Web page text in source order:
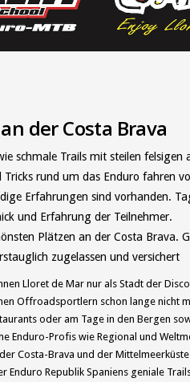
der Costa Brava
schmale Trails mit steilen
Tricks rund um das Enduro fahren
Erfahrungen sind vorhanden.
und Erfahrung der Teilnehmer.
Plätzen an der Costa Brava.
zugelassen und versichert
Lloret de Mar nur als Stadt der
Offroadsportlern schon lange nicht
oder am Tage in den Bergen
Enduro-Profis wie Regional und
Costa-Brava und der
Enduro Republik Spaniens geniale